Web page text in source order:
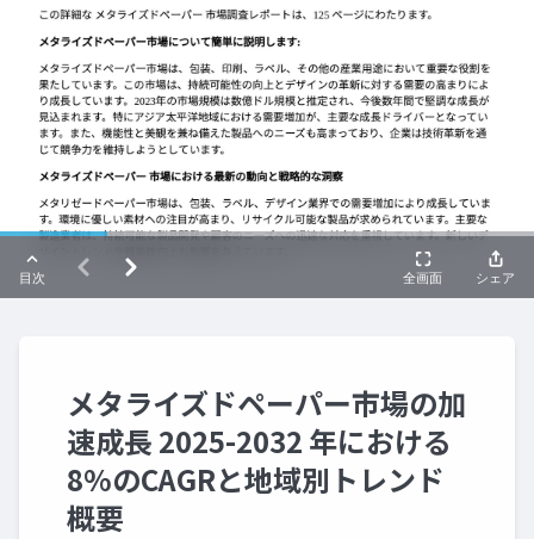
メタライズドペーパー市場の加
速成長 2025-2032 年における
8%のCAGRと地域別トレンド
概要